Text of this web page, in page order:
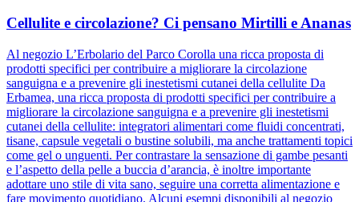
Cellulite e circolazione? Ci pensano Mirtilli e Ananas
Al negozio L’Erbolario del Parco Corolla una ricca proposta di
prodotti specifici per contribuire a migliorare la circolazione
sanguigna e a prevenire gli inestetismi cutanei della cellulite Da
Erbamea, una ricca proposta di prodotti specifici per contribuire a
migliorare la circolazione sanguigna e a prevenire gli inestetismi
cutanei della cellulite: integratori alimentari come fluidi concentrati,
tisane, capsule vegetali o bustine solubili, ma anche trattamenti topici
come gel o unguenti. Per contrastare la sensazione di gambe pesanti
e l’aspetto della pelle a buccia d’arancia, è inoltre importante
adottare uno stile di vita sano, seguire una corretta alimentazione e
fare movimento quotidiano. Alcuni esempi disponibili al negozio